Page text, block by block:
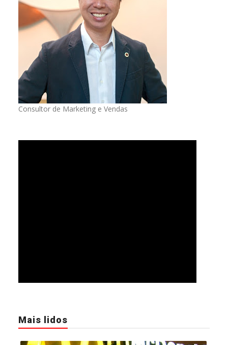
Consultor de Marketing e Vendas
Mais lidos